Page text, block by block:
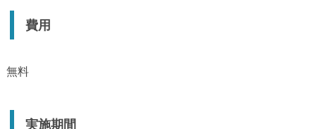
費用
無料
実施期間